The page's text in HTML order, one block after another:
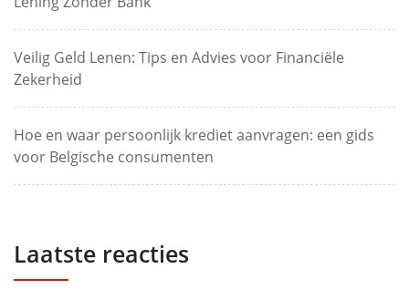
Veilig Geld Lenen: Tips en Advies voor Financiële
Zekerheid
Hoe en waar persoonlijk krediet aanvragen: een gids
voor Belgische consumenten
Laatste reacties